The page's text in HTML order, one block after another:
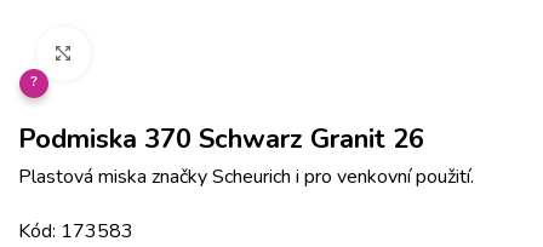
?
Podmiska 370 Schwarz Granit 26
Plastová miska značky Scheurich i pro venkovní použití.
Kód: 173583